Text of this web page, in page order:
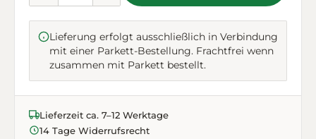
Lieferung erfolgt ausschließlich in Verbindung
mit einer Parkett-Bestellung. Frachtfrei wenn
zusammen mit Parkett bestellt.
Lieferzeit ca. 7–12 Werktage
14 Tage Widerrufsrecht